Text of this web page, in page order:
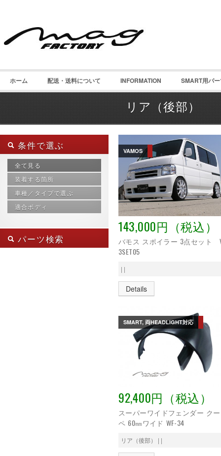
ホーム 配送・送料について INFORMATION SMART用パ
リア（後部）
条件で選ぶ
全て見る
装着する箇所
インテリア
サイド（側面）
チューニングパーツ
フロント（前部）
リア（後部）
車種／タイプで選ぶ
smart 450 カブリオ
smart 451
smart フォーフォー
smart 全ヘッドライト対応
適合ボディ
トラック
パーツ検索
VAMOS
143,000円（税込）
バモス スポイラー 3点セット
3SET05
| |
Details
SMART, 両HEADLIGHT対応
92,400円（税込）
スーパーワイドフェンダー クー
ペ 60㎜ワイド WF-34
リア（後部） | |